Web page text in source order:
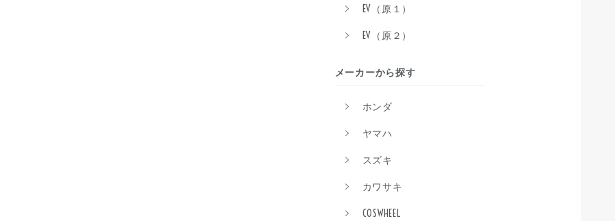
EV（原１）
EV（原２）
メーカーから探す
ホンダ
ヤマハ
スズキ
カワサキ
COSWHEEL